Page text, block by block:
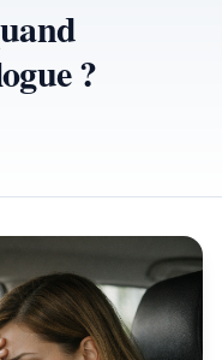
?